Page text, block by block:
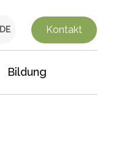
DE Kontakt
Bildung